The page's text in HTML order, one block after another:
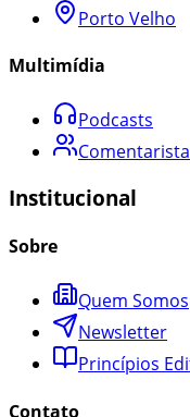
Porto Velho
Multimídia
Podcasts
Institucional
Sobre
Quem Somos
Newsletter
Princípios
Contato